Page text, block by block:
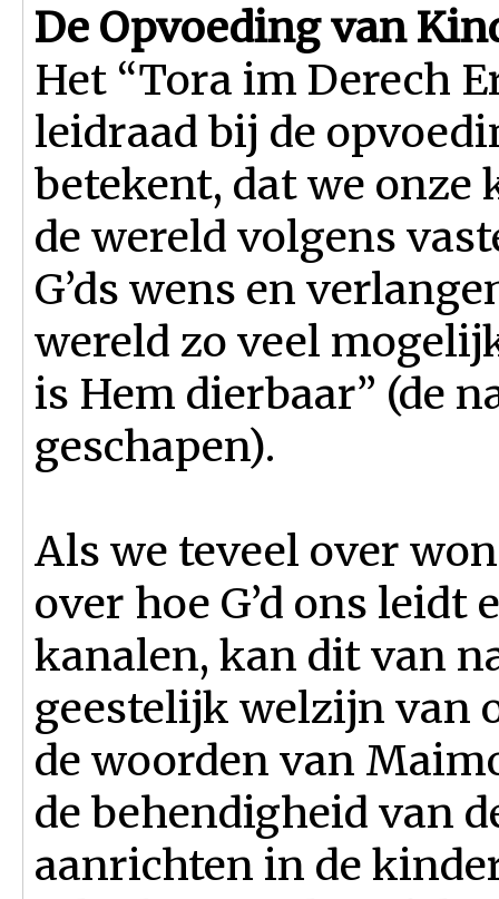
De Opvoeding van
Het “Tora im Derech
leidraad bij de
betekent, dat we onze
de wereld volgens
G’ds wens en
wereld zo veel
is Hem dierbaar” (de
geschapen).
Als we teveel over
over hoe G’d ons
kanalen, kan dit van
geestelijk welzijn van
de woorden van
de behendigheid van
aanrichten in de